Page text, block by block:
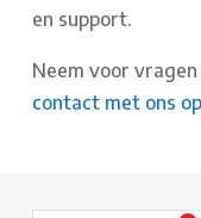
en support.
Neem voor
contact met ons op